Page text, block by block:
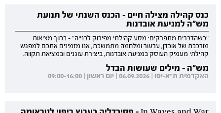
כנס קהילה מצילה חיים - הכנס השנתי של תנועת
מש"ה למניעת אובדנות
"כשהדברים מתפרקים: מסע קהילתי מפירוק לבנייה" - בתוך מציאות
מורכבת של אובדן, ערעור ומלחמה מתמשכת, אנו מזמינים אתכם למפגש
קהילתי מעמיק העוסק במניעת אובדנות, ביצירת עוגנים ובמציאת תקווה.
מש"ה - מילים שעושות הבדל
האקדמית ת"א-יפו | 06.09.2026 | יום ראשון | 09:00-16:00